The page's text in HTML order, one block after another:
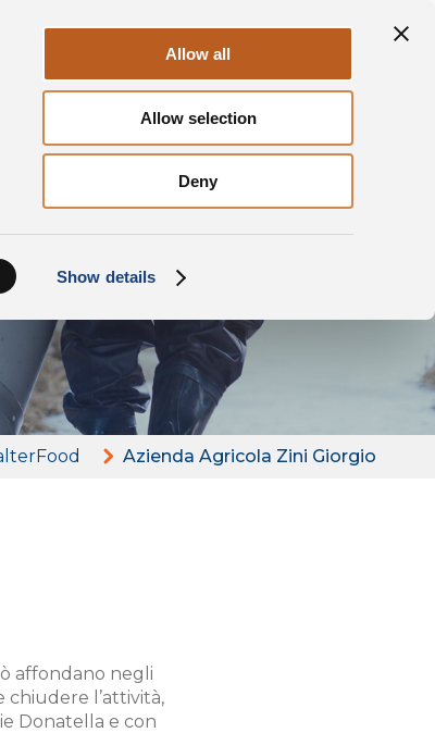
Show details
Allow all
Allow selection
Deny
Contatti
Azienda Agricola Zini Giorgio
affondano negli
l’attività,
Donatella e con